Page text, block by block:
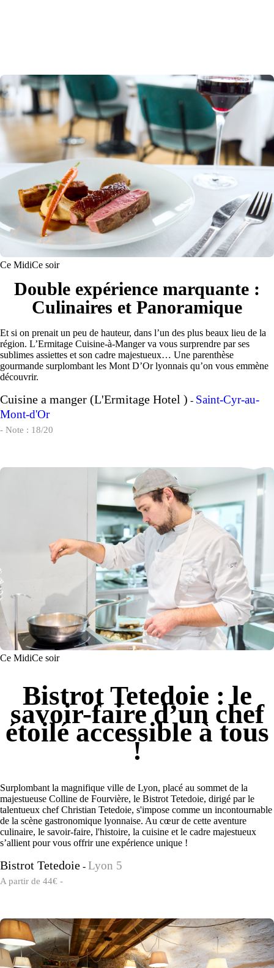
Ce MidiCe soir
Double expérience marquante :
Culinaires et Panoramique
Et si on prenait un peu de hauteur, dans l’un des plus beaux lieu de la
région. L’Ermitage Cuisine-à-Manger va vous surprendre par ses
sublimes assiettes et son cadre majestueux… Une parenthèse
gourmande surplombant les Mont D’Or lyonnais qu’on vous emmène
découvrir.
Cuisine a manger (L'Ermitage Hotel ) - Saint-Cyr-au-
Mont-d'Or
- Note : 18/20
Ce MidiCe soir
Bistrot Tetedoie : le
savoir-faire d’un chef
étoilé accessible à tous
!
Surplombant la magnifique ville de Lyon, placé au sommet de la
majestueuse Colline de Fourvière, le Bistrot Tetedoie, dirigé par le
talentueux chef Christian Tetedoie, s'impose comme un incontournable
de la scène gastronomique lyonnaise. Au cœur de cette aventure
culinaire, le savoir-faire, l'histoire, la cuisine et le cadre majestueux
s’allient pour vous offrir une expérience unique !
Bistrot Tetedoie - Lyon 5
A partir de 44€ -